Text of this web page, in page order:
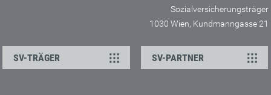
Sozialversicherungsträger
1030 Wien, Kundmanngasse 21
SV-TRÄGER SV-PARTNER